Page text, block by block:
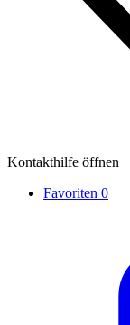
Kontakthilfe öffnen
Favoriten 0